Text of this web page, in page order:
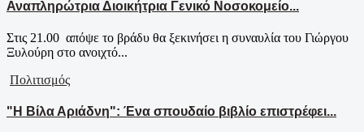
Αναπληρώτρια Διοικήτρια Γενικό Νοσοκομείο...
Στις 21.00 απόψε το βράδυ θα ξεκινήσει η συναυλία του Γιώργου
Ξυλούρη στο ανοιχτό...
Πολιτισμός
"Η Βίλα Αριάδνη": Ένα σπουδαίο βιβλίο επιστρέφει...